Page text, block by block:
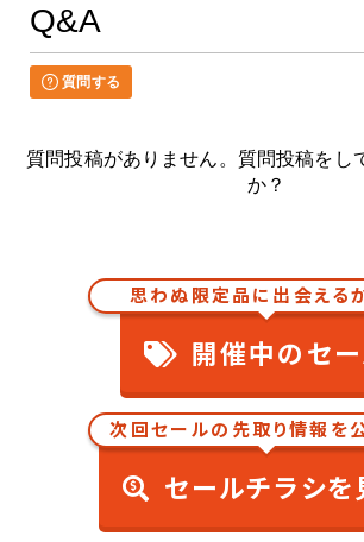
Q&A
質問する
質問投稿がありません。質問投稿をし
か？
思わぬ限定品に出会えるか
開催中のセ
次回セールの先取り情報を公
セールチラシを